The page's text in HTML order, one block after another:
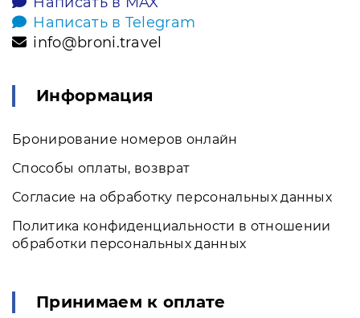
Написать в Telegram
info@broni.travel
Информация
Бронирование номеров онлайн
Способы оплаты, возврат
Согласие на обработку персональных данных
Политика конфиденциальности в отношении
обработки персональных данных
Принимаем к оплате